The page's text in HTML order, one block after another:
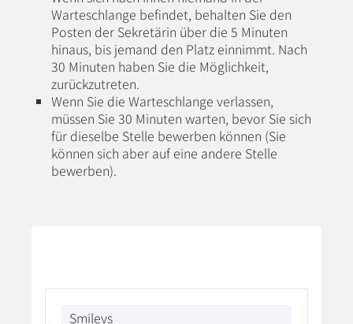
Warteschlange befindet, behalten Sie den
Posten der Sekretärin über die 5 Minuten
hinaus, bis jemand den Platz einnimmt. Nach
30 Minuten haben Sie die Möglichkeit,
zurückzutreten.
Wenn Sie die Warteschlange verlassen,
müssen Sie 30 Minuten warten, bevor Sie sich
für dieselbe Stelle bewerben können (Sie
können sich aber auf eine andere Stelle
bewerben).
Smileys